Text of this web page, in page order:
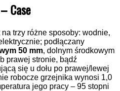
Case
trzy różne sposoby: wodnie,
podłączany
50 mm, dolnym środkowym
prawej stronie, bądź
się u dołu po prawej/lewej
robocze grzejnika wynosi 1,0
jego pracy – 95 stopni